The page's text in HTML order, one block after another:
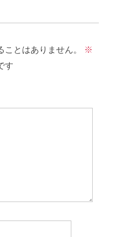
とはありません。
※
す